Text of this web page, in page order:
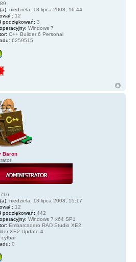
niedziela, 13 lipca 2008, 16:44
: 12
podziękowań: 3
Windows 7
C++ Builder 6 Personal
6259515
Baron
niedziela, 13 lipca 2008, 15:17
: 12
podziękowań: 442
Windows 7 x64 SP1
Embarcadero RAD Studio XE2
XE2 Update 4
cyfbar
0